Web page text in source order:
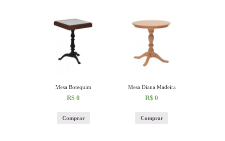
Mesa Botequim
R$ 0
Comprar
Mesa Diana Madeira
R$ 0
Comprar